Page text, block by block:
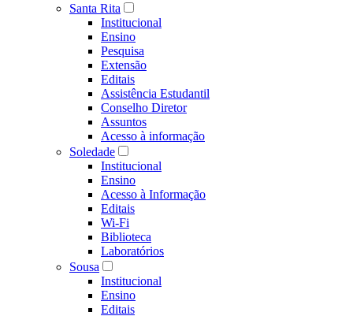
Santa Rita
Institucional
Ensino
Pesquisa
Extensão
Editais
Assistência Estudantil
Conselho Diretor
Assuntos
Acesso à informação
Soledade
Institucional
Ensino
Acesso à Informação
Editais
Wi-Fi
Biblioteca
Laboratórios
Sousa
Institucional
Ensino
Editais